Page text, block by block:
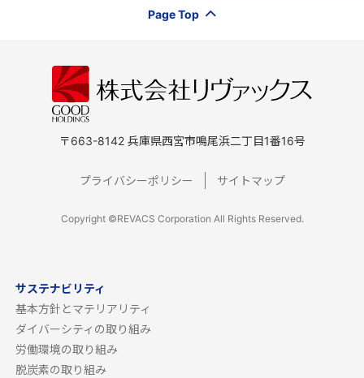
Page Top
〒663-8142 兵庫県西宮市鳴尾浜二丁目1番16号
プライバシーポリシー サイトマップ
Copyright ©REVACS Corporation All Rights Reserved.
サステナビリティ
基本方針とマテリアリティ
ダイバーシティの取り組み
労働環境の取り組み
脱炭素の取り組み